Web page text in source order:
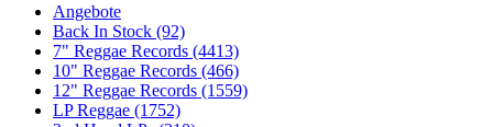
Angebote
Back In Stock (92)
7" Reggae Records (4413)
10" Reggae Records (466)
12" Reggae Records (1559)
LP Reggae (1752)